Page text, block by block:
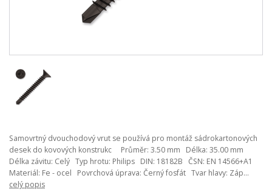
Samovrtný dvouchodový vrut se používá pro montáž sádrokartonových
desek do kovových konstrukc Průměr: 3.50 mm Délka: 35.00 mm
Délka závitu: Celý Typ hrotu: Philips DIN: 18182B ČSN: EN 14566+A1
Materiál: Fe - ocel Povrchová úprava: Černý fosfát Tvar hlavy: Záp...
celý popis